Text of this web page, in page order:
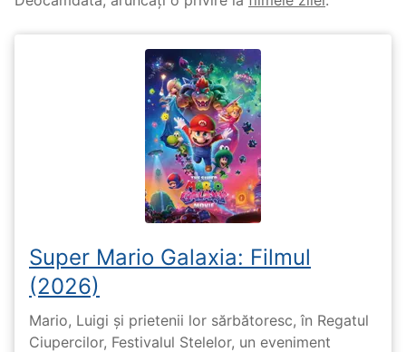
Super Mario Galaxia: Filmul
(2026)
Mario, Luigi și prietenii lor sărbătoresc, în Regatul
Ciupercilor, Festivalul Stelelor, un eveniment